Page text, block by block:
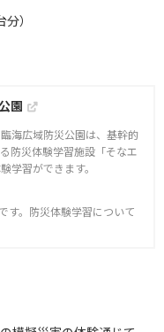
）
園
海広域防災公園は、基幹的
防災体験学習施設「そなエ
学習ができます。
す。防災体験学習について